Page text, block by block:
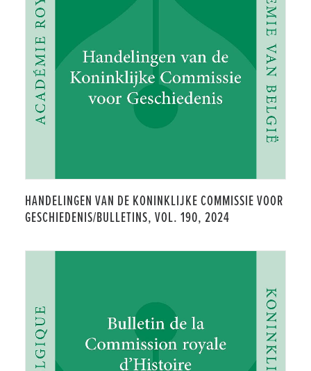
HANDELINGEN VAN DE KONINKLIJKE COMMISSIE VOOR
GESCHIEDENIS/BULLETINS, VOL. 190, 2024